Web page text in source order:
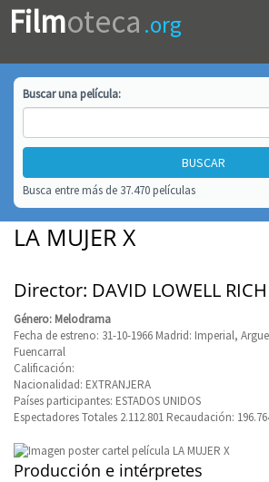
Filmoteca .org
Buscar unapelícula:
Busca entre más de 37.470 películas
LA MUJER X
Director: DAVID LOWELL
Género: Melodrama
Fecha de estreno: 31-10-1966 Madrid: Imperial,
Fuencarral
Calificación:
Nacionalidad: EXTRANJERA
Países participantes: ESTADOS UNIDOS
Espectadores Totales 2.112.801 Recaudación:
Producción e intérpretes